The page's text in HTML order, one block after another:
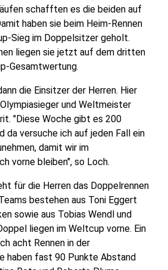
schafften es die beiden auf
haben sie beim Heim-Rennen
Sieg im Doppelsitzer geholt.
liegen sie jetzt auf dem dritten
Gesamtwertung.
die Einsitzer der Herren. Hier
und Weltmeister
"Diese Woche gibt es 200
da versuche ich auf jeden Fall ein
damit wir im
vorne bleiben", so Loch.
für die Herren das Doppelrennen
bestehen aus Toni Eggert
sowie aus Tobias Wendl und
liegen im Weltcup vorne. Ein
acht Rennen in der
haben fast 90 Punkte Abstand